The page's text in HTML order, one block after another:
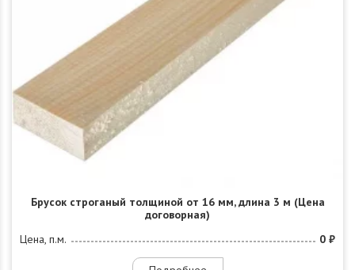
Брусок строганый толщиной от 16 мм, длина 3 м (Цена
договорная)
Цена, п.м.
0 ₽